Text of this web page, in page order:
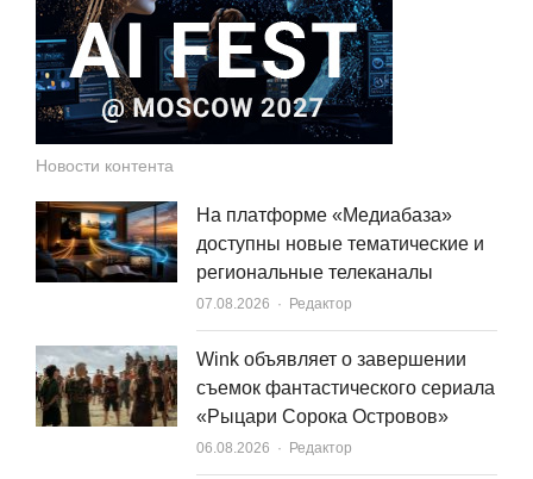
Новости контента
На платформе «Медиабаза»
доступны новые тематические и
региональные телеканалы
07.08.2026 Author
Редактор
Wink объявляет о завершении
съемок фантастического сериала
«Рыцари Сорока Островов»
06.08.2026 Author
Редактор